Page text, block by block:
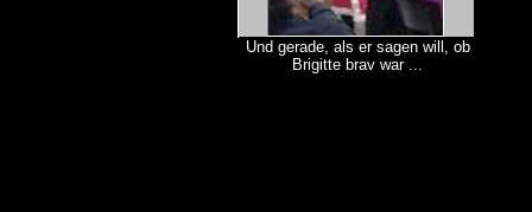
Und gerade, als er sagen will, ob
Brigitte brav war ...